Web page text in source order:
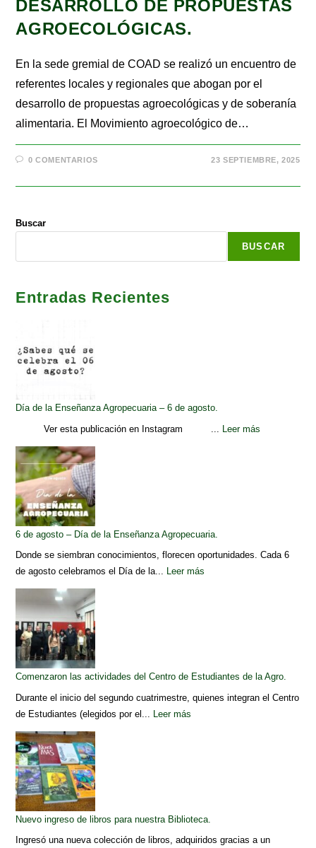
DESARROLLO DE PROPUESTAS
AGROECOLÓGICAS.
En la sede gremial de COAD se realizó un encuentro de
referentes locales y regionales que abogan por el
desarrollo de propuestas agroecológicas y de soberanía
alimentaria. El Movimiento agroecológico de…
0 COMENTARIOS 23 SEPTIEMBRE, 2025
Buscar
BUSCAR
Entradas Recientes
Día de la Enseñanza Agropecuaria – 6 de agosto.
Ver esta publicación en Instagram ... Leer más
6 de agosto – Día de la Enseñanza Agropecuaria.
Donde se siembran conocimientos, florecen oportunidades. Cada 6
de agosto celebramos el Día de la... Leer más
Comenzaron las actividades del Centro de Estudiantes de la Agro.
Durante el inicio del segundo cuatrimestre, quienes integran el Centro
de Estudiantes (elegidos por el... Leer más
Nuevo ingreso de libros para nuestra Biblioteca.
Ingresó una nueva colección de libros, adquiridos gracias a un